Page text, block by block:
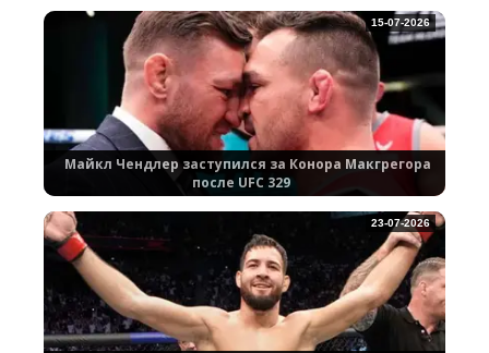
Майкл Чендлер заступился за Конора Макгрегора
после UFC 329
15-07-2026
23-07-2026